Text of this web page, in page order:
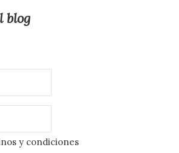
blog
y condiciones